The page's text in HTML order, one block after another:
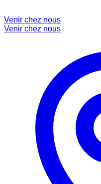
Venir chez nous
Venir chez nous